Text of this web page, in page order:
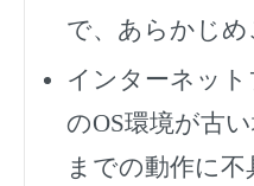
で、あらかじめ
インターネッ
のOS環境が古
までの動作に